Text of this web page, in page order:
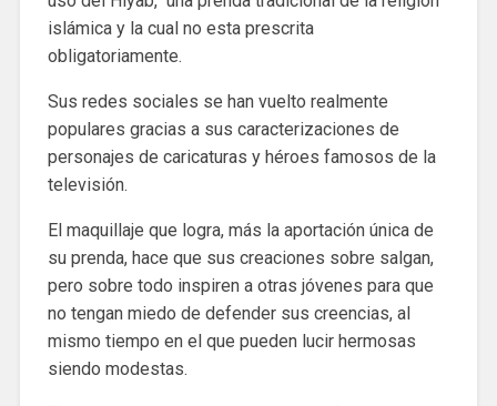
islámica y la cual no esta prescrita
obligatoriamente.
Sus redes sociales se han vuelto realmente
populares gracias a sus caracterizaciones de
personajes de caricaturas y héroes famosos de la
televisión.
El maquillaje que logra, más la aportación única de
su prenda, hace que sus creaciones sobre salgan,
pero sobre todo inspiren a otras jóvenes para que
no tengan miedo de defender sus creencias, al
mismo tiempo en el que pueden lucir hermosas
siendo modestas.